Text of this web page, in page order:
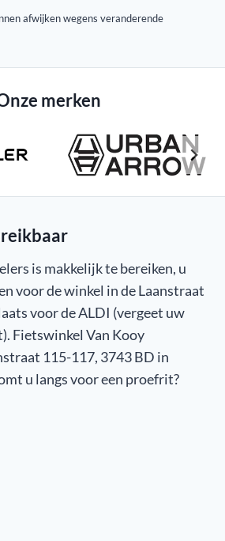
afwijken wegens veranderende
merken
is makkelijk te bereiken, u
voor de winkel in de Laanstraat
voor de ALDI (vergeet uw
Fietswinkel Van Kooy
115-117, 3743 BD in
u langs voor een proefrit?